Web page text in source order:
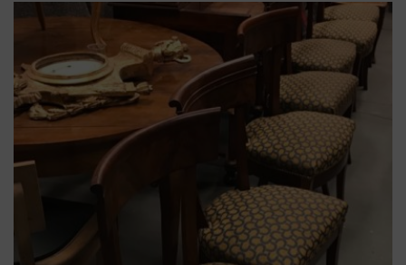
ART NOUVEAU,EMILE GALLÉ,table,table
Tables gigogne estampille de
Emile GALLÉ